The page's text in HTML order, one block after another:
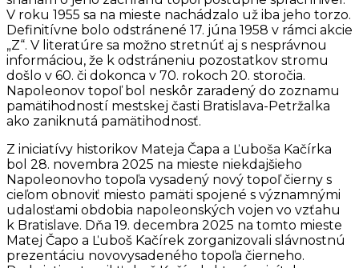
V roku 1955 sa na mieste nachádzalo už iba jeho torzo.
Definitívne bolo odstránené 17. júna 1958 v rámci akcie
„Z“. V literatúre sa možno stretnúť aj s nesprávnou
informáciou, že k odstráneniu pozostatkov stromu
došlo v 60. či dokonca v 70. rokoch 20. storočia.
Napoleonov topoľ bol neskôr zaradený do zoznamu
pamätihodností mestskej časti Bratislava-Petržalka
ako zaniknutá pamätihodnosť.
Z iniciatívy historikov Mateja Čapa a Ľuboša Kačírka
bol 28. novembra 2025 na mieste niekdajšieho
Napoleonovho topoľa vysadený nový topoľ čierny s
cieľom obnoviť miesto pamäti spojené s významnými
udalosťami obdobia napoleonských vojen vo vzťahu
k Bratislave. Dňa 19. decembra 2025 na tomto mieste
Matej Čapo a Ľuboš Kačírek zorganizovali slávnostnú
prezentáciu novovysadeného topoľa čierneho.